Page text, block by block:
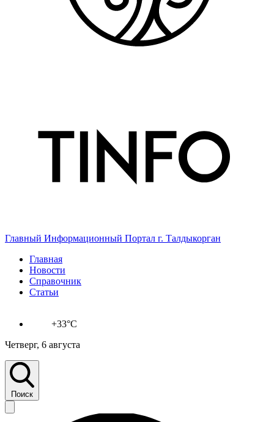
Главный Информационный Портал г. Талдыкорган
Главная
Новости
Справочник
Статьи
+33°C
Четверг, 6 августа
Поиск